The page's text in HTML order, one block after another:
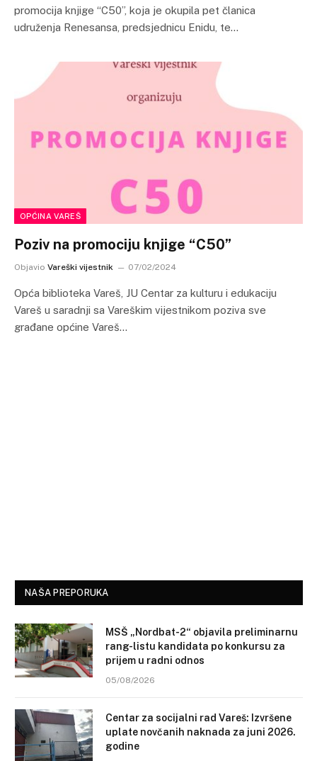
promocija knjige “C50”, koja je okupila pet članica
udruženja Renesansa, predsjednicu Enidu, te…
OPĆINA VAREŠ
Poziv na promociju knjige “C50”
Objavio Vareški vijestnik 07/02/2024
Opća biblioteka Vareš, JU Centar za kulturu i edukaciju
Vareš u saradnji sa Vareškim vijestnikom poziva sve
građane općine Vareš…
NAŠA PREPORUKA
MSŠ „Nordbat-2“ objavila preliminarnu
rang-listu kandidata po konkursu za
prijem u radni odnos
05/08/2026
Centar za socijalni rad Vareš: Izvršene
uplate novčanih naknada za juni 2026.
godine